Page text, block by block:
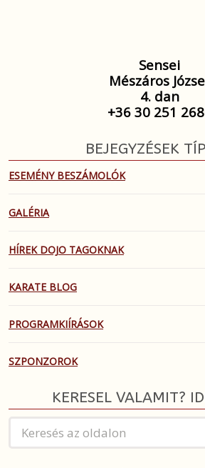
Sensei
Mészáros
4. dan
+36 30 251
BEJEGYZÉSEK
ESEMÉNY BESZÁMOLÓK
GALÉRIA
HÍREK DOJO TAGOKNAK
KARATE BLOG
PROGRAMKIÍRÁSOK
SZPONZOROK
KERESEL VALAMIT?